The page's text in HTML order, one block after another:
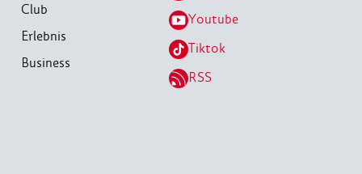
Club
Erlebnis
Business
Youtube
Tiktok
RSS